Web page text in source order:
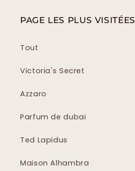
PAGE LES PLUS VISITÉES
Tout
Victoria's Secret
Azzaro
Parfum de dubai
Ted Lapidus
Maison Alhambra